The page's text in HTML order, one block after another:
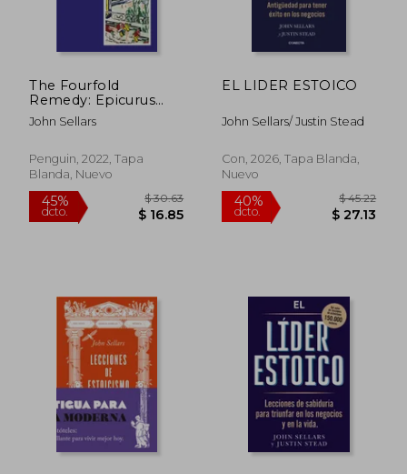
40%
dcto.
40%
dcto.
The Fourfold
Remedy: Epicurus
and the art of
Happiness (en Inglés)
John Sellars
Penguin, 2022, Tapa
Blanda, Nuevo
EL LIDER ESTOICO
John Sellars/ Justin Stead
Con, 2026, Tapa Blanda,
Nuevo